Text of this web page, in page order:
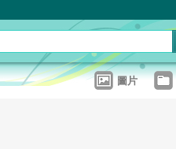
圖片